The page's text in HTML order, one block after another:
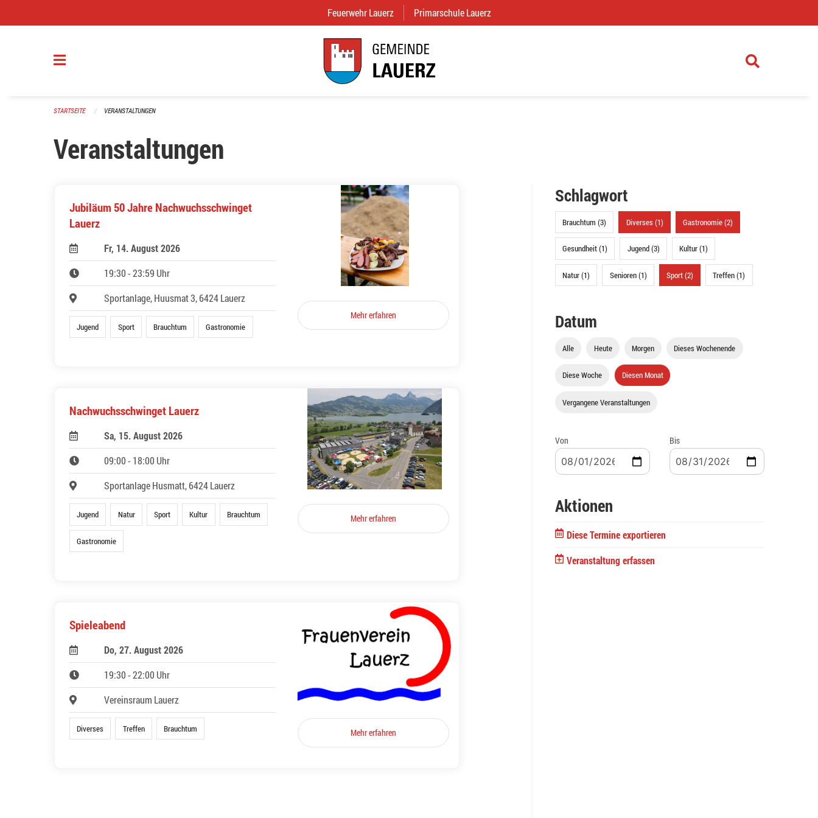
Feuerwehr Lauerz (External Link)
Primarschule Lauerz
STARTSEITE VERANSTALTUNGEN
Veranstaltungen
Jubiläum 50 Jahre Nachwuchsschwinget
Lauerz
Fr, 14. August 2026
19:30 - 23:59 Uhr
Sportanlage, Huusmat 3, 6424 Lauerz
Jugend Sport Brauchtum Gastronomie
Mehr erfahren
Nachwuchsschwinget Lauerz
Sa, 15. August 2026
09:00 - 18:00 Uhr
Sportanlage Husmatt, 6424 Lauerz
Jugend Natur Sport Kultur Brauchtum
Gastronomie
Mehr erfahren
Spieleabend
Do, 27. August 2026
19:30 - 22:00 Uhr
Vereinsraum Lauerz
Diverses Treffen Brauchtum Mehr erfahren
Schlagwort
Brauchtum (3) Diverses (1) Gastronomie (2)
Gesundheit (1) Jugend (3) Kultur (1)
Natur (1) Senioren (1) Sport (2) Treffen (1)
Datum
Alle Heute Morgen Dieses Wochenende
Diese Woche Diesen Monat
Vergangene Veranstaltungen
Von Bis
Aktionen
Diese Termine exportieren
Veranstaltung erfassen